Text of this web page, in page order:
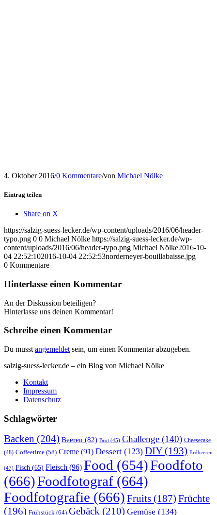
4. Oktober 2016/0 Kommentare/von Michael Nölke
Eintrag teilen
Share on X
https://salzig-suess-lecker.de/wp-content/uploads/2016/06/header-
typo.png 0 0 Michael Nölke https://salzig-suess-lecker.de/wp-
content/uploads/2016/06/header-typo.png Michael Nölke2016-10-
04 22:52:102016-10-04 22:52:53norderneyer-bouillabaisse.jpg
0 Kommentare
Hinterlasse einen Kommentar
An der Diskussion beteiligen?
Hinterlasse uns deinen Kommentar!
Schreibe einen Kommentar
Du musst angemeldet sein, um einen Kommentar abzugeben.
salzig-suess-lecker.de – ein Blog von Michael Nölke
Kontakt
Impressum
Datenschutz
Schlagwörter
Backen (204) Beeren (82) Brot (45) Challenge (140) Cheesecake
(48) Coffeetime (58) Creme (91) Dessert (123) DIY(193) Erdbeeren
(47) Fisch (65) Fleisch (96) Food (654)Foodfoto
(666)Foodfotograf (664)
Foodfotografie (666) Fruits (187) Früchte
(196) Frühstück (64) Gebäck (210) Gemüse (134)